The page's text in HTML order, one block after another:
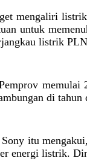
mengaliri
untuk
listrik
di
itu
energi listrik.